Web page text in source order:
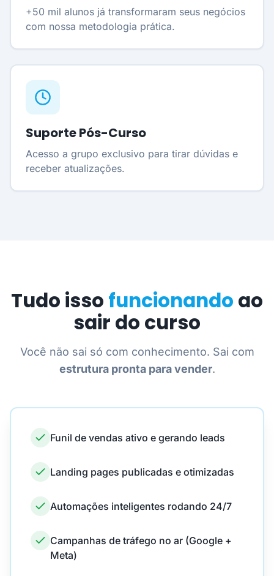
+50 mil alunos já transformaram seus negócios
com nossa metodologia prática.
Suporte Pós-Curso
Acesso a grupo exclusivo para tirar dúvidas e
receber atualizações.
Tudo isso funcionando ao
sair do curso
Você não sai só com conhecimento. Sai com
estrutura pronta para vender.
Funil de vendas ativo e gerando leads
Landing pages publicadas e otimizadas
Automações inteligentes rodando 24/7
Campanhas de tráfego no ar (Google +
Meta)